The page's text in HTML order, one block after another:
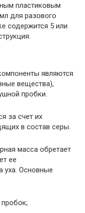
пластиковым
для разового
содержится 5 или
являются
вещества),
пробки.
за счет их
в состав серы.
масса обретает
ее
уха. Основные